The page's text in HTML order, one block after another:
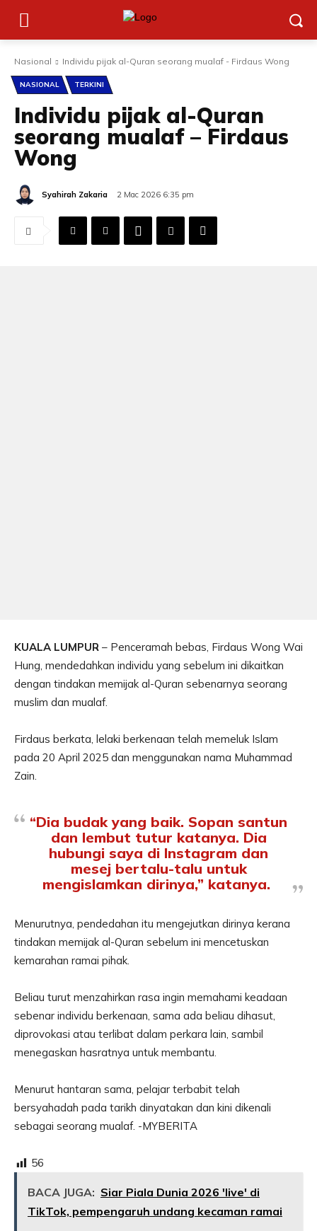
Nasional Individu pijak al-Quran seorang mualaf - Firdaus Wong
NASIONAL TERKINI
Individu pijak al-Quran
seorang mualaf – Firdaus
Wong
Syahirah Zakaria 2 Mac 2026 6:35 pm
KUALA LUMPUR – Penceramah bebas, Firdaus Wong Wai
Hung, mendedahkan individu yang sebelum ini dikaitkan
dengan tindakan memijak al-Quran sebenarnya seorang
muslim dan mualaf.
Firdaus berkata, lelaki berkenaan telah memeluk Islam
pada 20 April 2025 dan menggunakan nama Muhammad
Zain.
“Dia budak yang baik. Sopan santun
dan lembut tutur katanya. Dia
hubungi saya di Instagram dan
mesej bertalu-talu untuk
mengislamkan dirinya,” katanya.
Menurutnya, pendedahan itu mengejutkan dirinya kerana
tindakan memijak al-Quran sebelum ini mencetuskan
kemarahan ramai pihak.
Beliau turut menzahirkan rasa ingin memahami keadaan
sebenar individu berkenaan, sama ada beliau dihasut,
diprovokasi atau terlibat dalam perkara lain, sambil
menegaskan hasratnya untuk membantu.
Menurut hantaran sama, pelajar terbabit telah
bersyahadah pada tarikh dinyatakan dan kini dikenali
sebagai seorang mualaf. -MYBERITA
56
BACA JUGA: Siar Piala Dunia 2026 'live' di
TikTok, pempengaruh undang kecaman ramai